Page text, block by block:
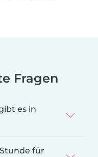
Fragen
es in
für